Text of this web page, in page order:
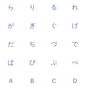
ら り る れ
が ぎ ぐ げ
だ ぢ づ で
ぱ ぴ ぷ ぺ
Ａ Ｂ Ｃ Ｄ